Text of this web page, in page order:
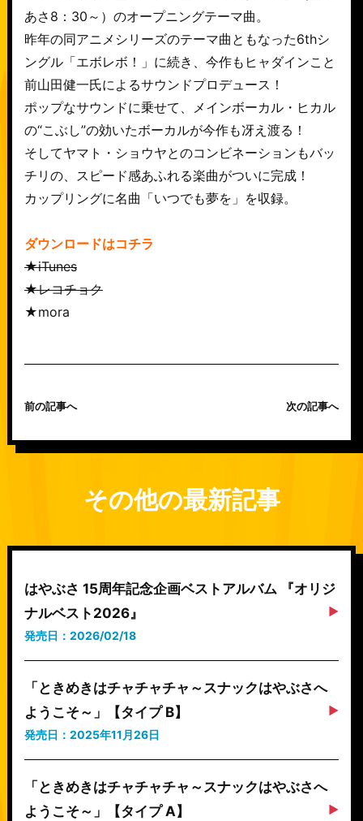
あさ8：30～）のオープニングテーマ曲。
昨年の同アニメシリーズのテーマ曲ともなった6thシ
ングル「エボレボ！」に続き、今作もヒャダインこと
前山田健一氏によるサウンドプロデュース！
ポップなサウンドに乗せて、メインボーカル・ヒカル
の“こぶし”の効いたボーカルが今作も冴え渡る！
そしてヤマト・ショウヤとのコンビネーションもバッ
チリの、スピード感あふれる楽曲がついに完成！
カップリングに名曲「いつでも夢を」を収録。
ダウンロードはコチラ
★iTunes
★レコチョク
★mora
前の記事へ 次の記事へ
その他の最新記事
はやぶさ 15周年記念企画ベストアルバム 『オリジ
ナルベスト2026』
発売日：2026/02/18
「ときめきはチャチャチャ～スナックはやぶさへ
ようこそ～」【タイプ B】
発売日：2025年11月26日
「ときめきはチャチャチャ～スナックはやぶさへ
ようこそ～」【タイプ A】